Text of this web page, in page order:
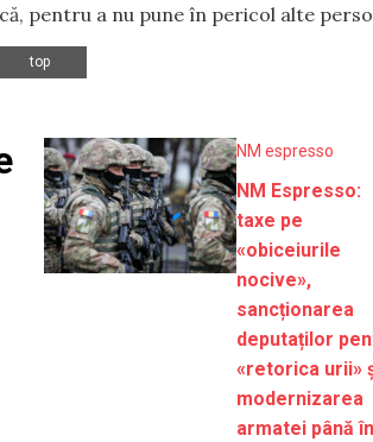
pentru a nu pune în pericol alte
top
NM espresso
NM Espresso:
taxe pe
«obiceiurile
nocive»,
sancționarea
deputaților
«retorica urii»
modernizarea
armatei până în